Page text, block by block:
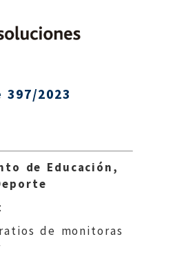
397/2023
de Educación,
de monitoras